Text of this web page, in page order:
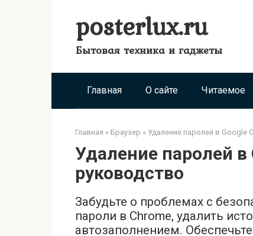
posterlux.ru
Бытовая техника и гаджеты
Главная О сайте Читаемое
Главная » Браузер » Удаление паролей в Google
Удаление паролей в
руководство
Забудьте о проблемах с
пароли в Chrome, удалить
автозаполнением.